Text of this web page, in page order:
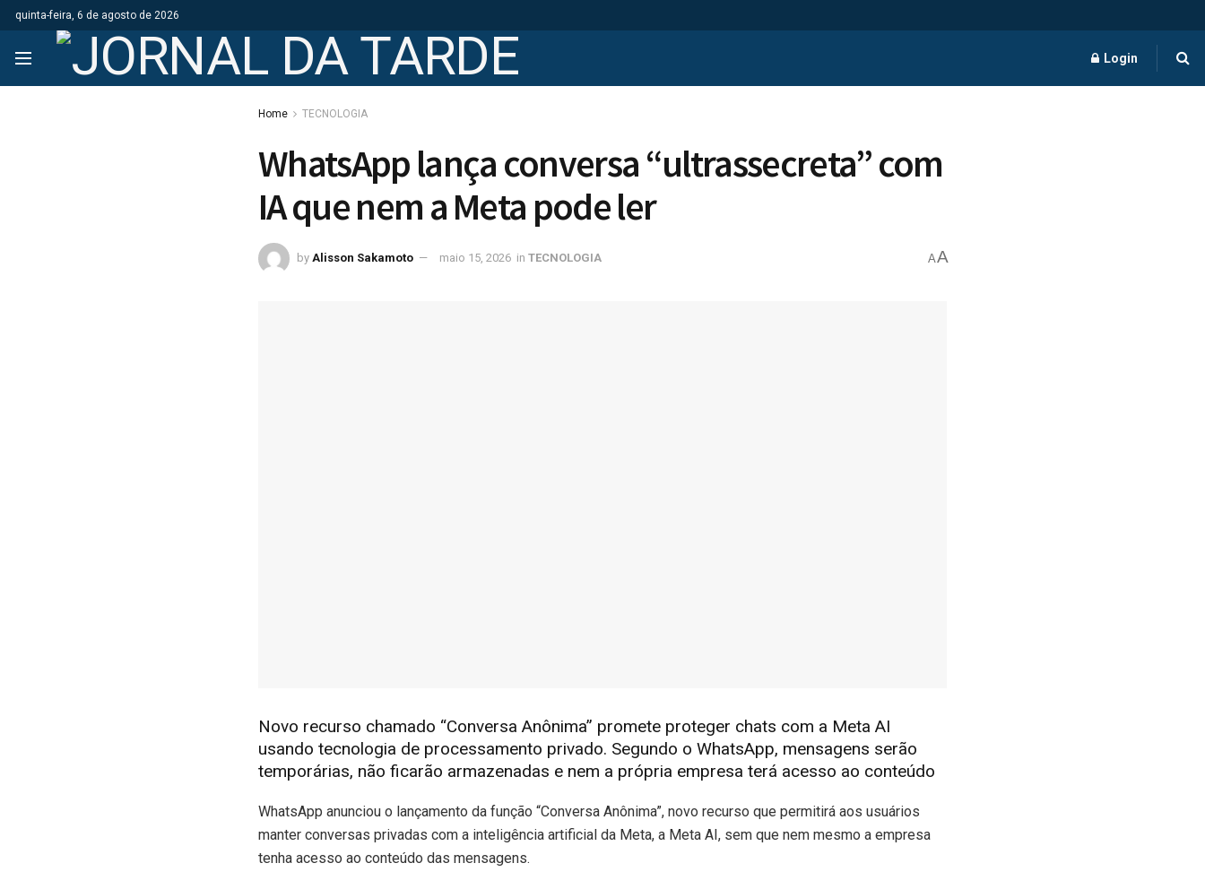
quinta-feira, 6 de agosto de 2026
Login
Home TECNOLOGIA
WhatsApp lança conversa “ultrassecreta” com
IA que nem a Meta pode ler
by Alisson Sakamoto maio 15, 2026 in TECNOLOGIA AA
Novo recurso chamado “Conversa Anônima” promete proteger chats com a Meta AI
usando tecnologia de processamento privado. Segundo o WhatsApp, mensagens serão
temporárias, não ficarão armazenadas e nem a própria empresa terá acesso ao conteúdo
WhatsApp anunciou o lançamento da função “Conversa Anônima”, novo recurso que permitirá aos usuários
manter conversas privadas com a inteligência artificial da Meta, a Meta AI, sem que nem mesmo a empresa
tenha acesso ao conteúdo das mensagens.